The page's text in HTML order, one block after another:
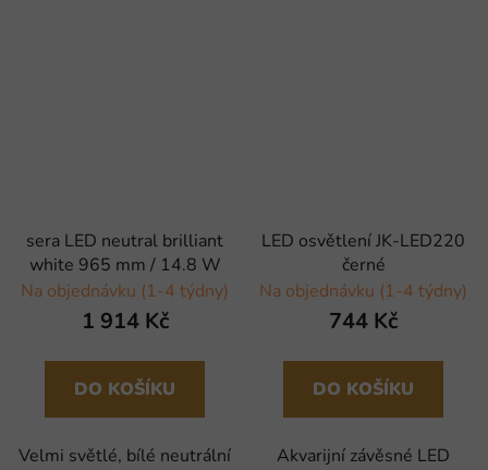
sera LED neutral brilliant
white 965 mm / 14.8 W
Na objednávku (1-4 týdny)
1 914 Kč
DO KOŠÍKU
Velmi světlé, bílé neutrální
LED osvětlení JK-LED220
černé
Na objednávku (1-4 týdny)
744 Kč
DO KOŠÍKU
Akvarijní závěsné LED